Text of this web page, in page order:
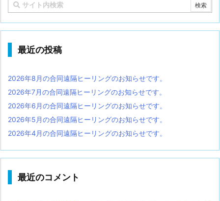
最近の投稿
2026年8月の合同遠隔ヒーリングのお知らせです。
2026年7月の合同遠隔ヒーリングのお知らせです。
2026年6月の合同遠隔ヒーリングのお知らせです。
2026年5月の合同遠隔ヒーリングのお知らせです。
2026年4月の合同遠隔ヒーリングのお知らせです。
最近のコメント